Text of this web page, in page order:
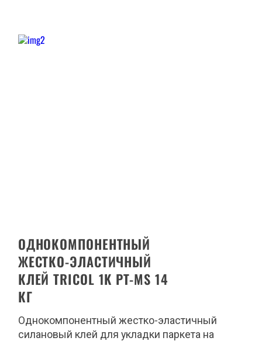
ОДНОКОМПОНЕНТНЫЙ
ЖЕСТКО-ЭЛАСТИЧНЫЙ
КЛЕЙ TRICOL 1K PT-MS 14
КГ
Однокомпонентный жестко-эластичный
силановый клей для укладки паркета на